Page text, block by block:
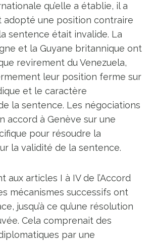
qu’elle a établie, il a
adopté une position contraire
sentence était invalide. La
et la Guyane britannique ont
revirement du Venezuela,
leur position ferme sur
et le caractère
la sentence. Les négociations
accord à Genève sur une
pour résoudre la
la validité de la sentence.
aux articles I à IV de l’Accord
mécanismes successifs ont
jusqu’à ce qu’une résolution
Cela comprenait des
par une